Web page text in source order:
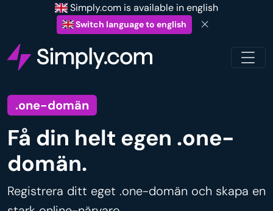
Simply.com is available in english
Switch language to english
.one-domän
Få din helt egen .one-
domän.
Registrera ditt eget .one-domän och skapa en